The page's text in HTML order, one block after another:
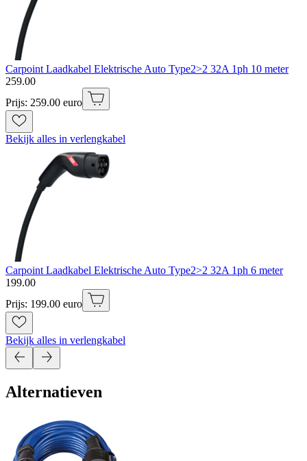
Carpoint Laadkabel Elektrische Auto Type2>2 32A 1ph 10 meter
259.00
Prijs: 259.00 euro
Bekijk alles in verlengkabel
Carpoint Laadkabel Elektrische Auto Type2>2 32A 1ph 6 meter
199.00
Prijs: 199.00 euro
Bekijk alles in verlengkabel
Alternatieven